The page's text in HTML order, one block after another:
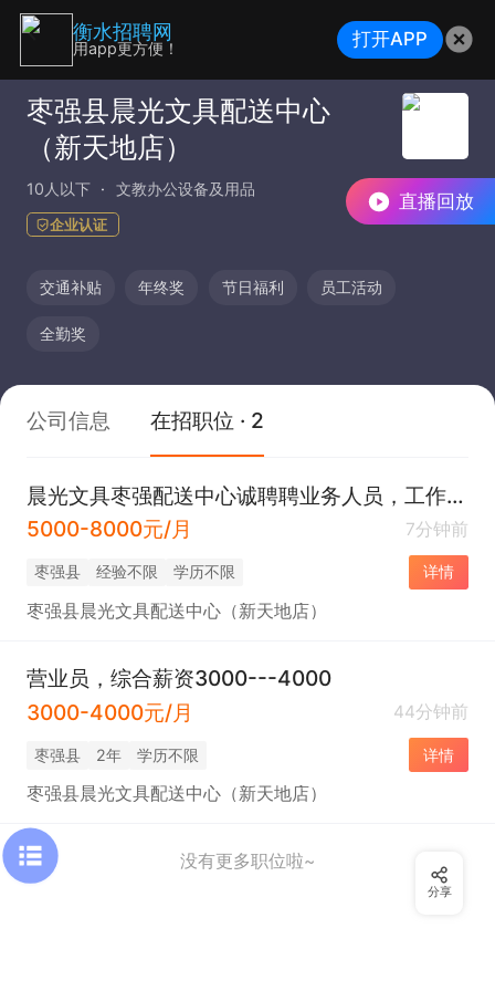
直播回放
枣强县晨光文具配送中心
（新天地店）
10人以下 文教办公设备及用品
企业认证
交通补贴 年终奖 节日福利 员工活动
全勤奖
公司信息 在招职位 · 2
晨光文具枣强配送中心诚聘聘业务人员，工作稳定有保障（综合薪资5000--8000）
5000-8000元/月
7分钟前
枣强县 经验不限 学历不限 详情
枣强县晨光文具配送中心（新天地店）
营业员，综合薪资3000---4000
3000-4000元/月
44分钟前
枣强县 2年 学历不限 详情
枣强县晨光文具配送中心（新天地店）
没有更多职位啦~
分享
衡水招聘网
用app更方便！ 打开APP